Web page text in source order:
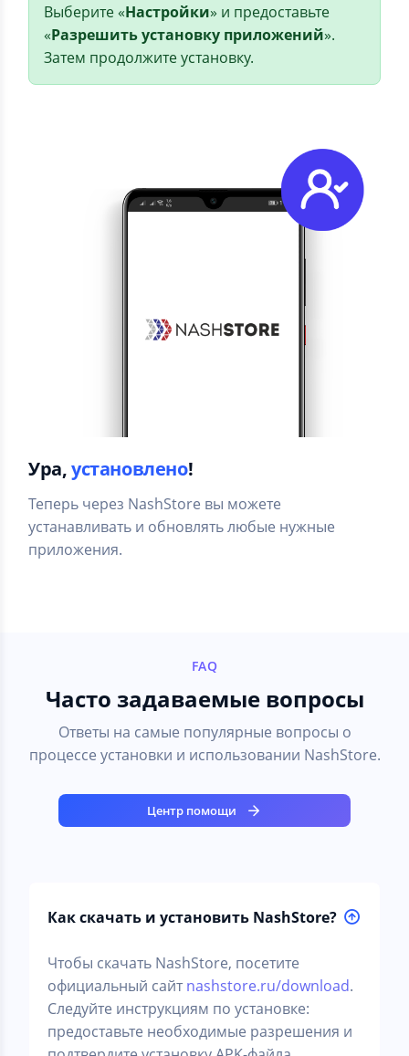
Выберите «Настройки» и предоставьте
«Разрешить установку приложений».
Затем продолжите установку.
Ура,установлено!
Теперь через NashStore вы можете
устанавливать и обновлять любые нужные
приложения.
FAQ
Часто задаваемые вопросы
Ответы на самые популярные вопросы о
процессе установки и использовании NashStore.
Центр помощи
Как скачать и установить NashStore?
Чтобы скачать NashStore, посетите
официальный сайтnashstore.ru/download.
Следуйте инструкциям по установке:
предоставьте необходимые разрешения и